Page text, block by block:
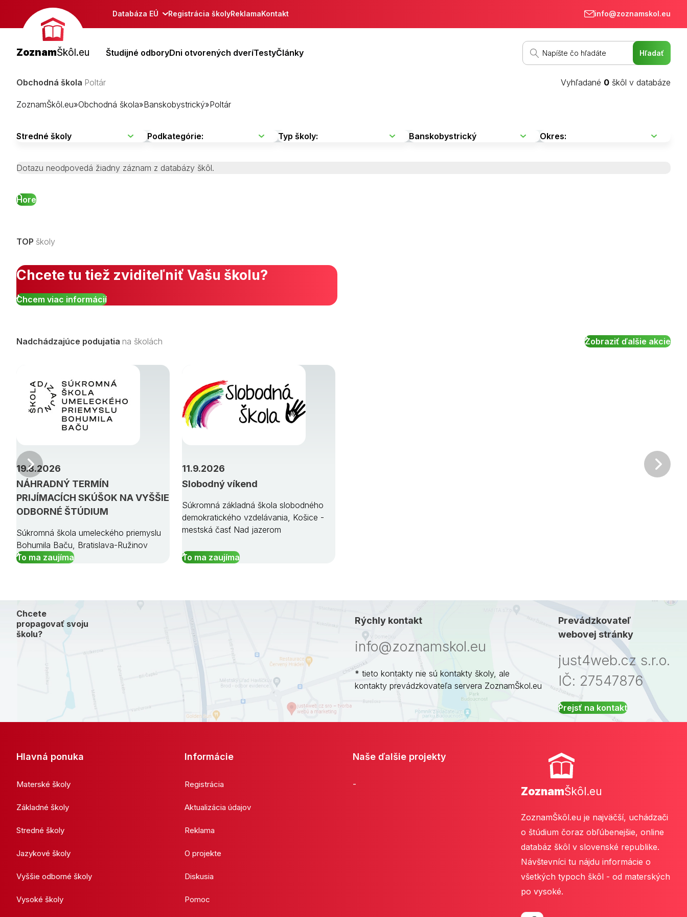
Databáza EÚ Registrácia školyReklamaKontakt info@zoznamskol.eu
ZoznamŠkôl.eu Študijné odboryDni otvorených dveríTestyČlánky
Obchodná škola Poltár Vyhľadané 0 škôl v databáze
ZoznamŠkôl.eu»Obchodná škola»Banskobystrický»Poltár
Dotazu neodpovedá žiadny záznam z databázy škôl.
Hore
TOP školy
Chcete tu tiež zviditeľniť Vašu školu?
Chcem viac informácií
Nadchádzajúce podujatia na školách Zobraziť ďalšie akcie
NÁHRADNÝ TERMÍN
PRIJÍMACÍCH SKÚŠOK NA VYŠŠIE
ODBORNÉ ŠTÚDIUM
19.8.2026
Súkromná škola umeleckého priemyslu
Bohumila Baču, Bratislava-Ružinov
To ma zaujíma
Slobodný víkend
11.9.2026
Súkromná základná škola slobodného
demokratického vzdelávania, Košice -
mestská časť Nad jazerom
To ma zaujíma
Predchádzajúci
Chcete
propagovať svoju
školu?
Rýchly kontakt
info@zoznamskol.eu
* tieto kontakty nie sú kontakty školy, ale
kontakty prevádzkovateľa servera ZoznamŠkol.eu
Prevádzkovateľ
webovej stránky
just4web.cz s.r.o.
IČ: 27547876
Prejsť na kontakt
Hlavná ponuka
Materské školy
Základné školy
Stredné školy
Jazykové školy
Vyššie odborné školy
Vysoké školy
Informácie
Registrácia
Aktualizácia údajov
Reklama
O projekte
Diskusia
Pomoc
Naše ďalšie projekty
-
ZoznamŠkôl.eu
ZoznamŠkôl.eu je najväčší, uchádzači
o štúdium čoraz obľúbenejšie, online
databáz škôl v slovenské republike.
Návštevníci tu nájdu informácie o
všetkých typoch škôl - od materských
po vysoké.